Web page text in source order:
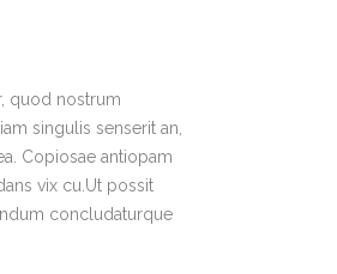
quod nostrum
singulis senserit an,
Copiosae antiopam
vix cu.Ut possit
concludaturque